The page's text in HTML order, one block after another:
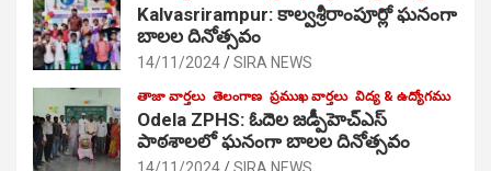
Kalvasrirampur: కాల్వశ్రీరాంపూర్లో ఘనంగా
బాలల దినోత్సవం
14/11/2024 SIRA NEWS
తాజా వార్తలు తెలంగాణ ప్రముఖ వార్తలు విద్య & ఉద్యోగము
Odela ZPHS: ఓదెల జ‌డ్పీహెచ్ఎస్
పాఠ‌శాల‌లో ఘనంగా బాలల దినోత్సవం
14/11/2024 SIRA NEWS